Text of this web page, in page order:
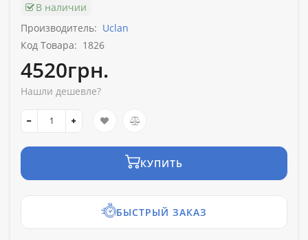
В наличии
Производитель: Uclan
Код Товара: 1826
4520грн.
Нашли дешевле?
КУПИТЬ
БЫСТРЫЙ ЗАКАЗ